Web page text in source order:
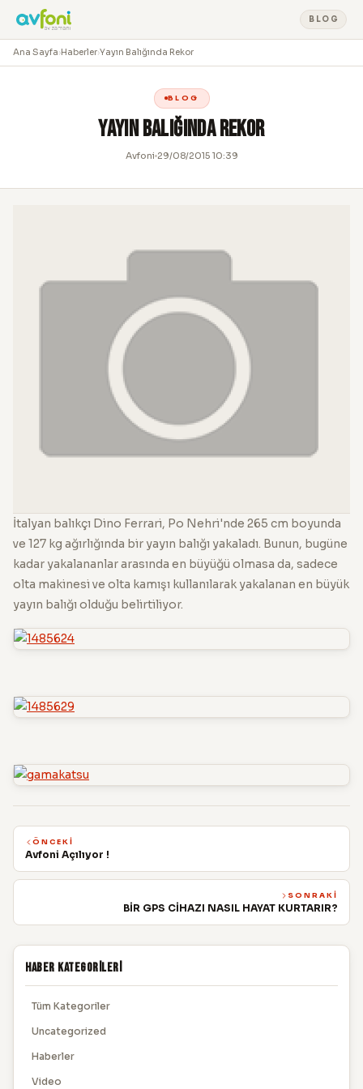
BLOG
Ana Sayfa›Haberler›Yayın Balığında Rekor
BLOG
Yayın Balığında Rekor
Avfoni 29/08/2015 10:39
İtalyan balıkçı Dino Ferrari, Po Nehri'nde 265 cm boyunda
ve 127 kg ağırlığında bir yayın balığı yakaladı. Bunun, bugüne
kadar yakalananlar arasında en büyüğü olmasa da, sadece
olta makinesi ve olta kamışı kullanılarak yakalanan en büyük
yayın balığı olduğu belirtiliyor.
ÖNCEKI
Avfoni Açılıyor !
SONRAKI
BİR GPS CİHAZI NASIL HAYAT KURTARIR?
Haber Kategorileri
Tüm Kategoriler
Uncategorized
Haberler
Video